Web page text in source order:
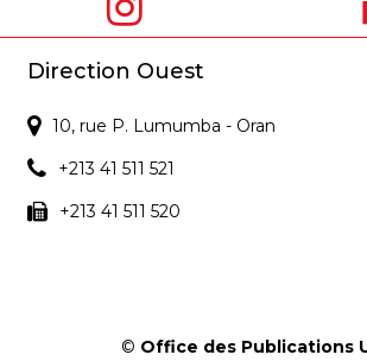
Direction Ouest
10, rue P. Lumumba - Oran
+213 41 511 521
+213 41 511 520
© Office des Publications